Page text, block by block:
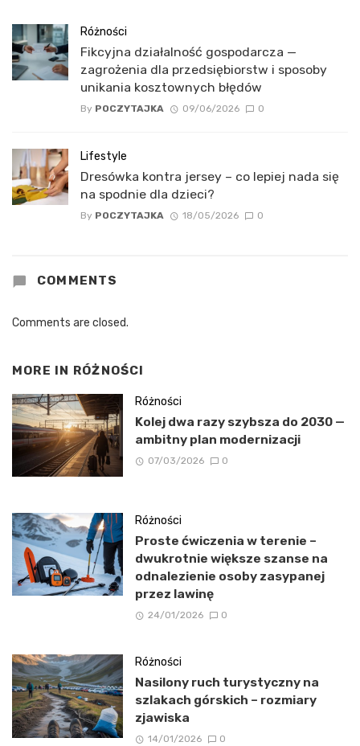
Różności
Fikcyjna działalność gospodarcza —
zagrożenia dla przedsiębiorstw i sposoby
unikania kosztownych błędów
By POCZYTAJKA 09/06/2026 0
Lifestyle
Dresówka kontra jersey – co lepiej nada się
na spodnie dla dzieci?
By POCZYTAJKA 18/05/2026 0
COMMENTS
Comments are closed.
MORE IN RÓŻNOŚCI
Różności
Kolej dwa razy szybsza do 2030 —
ambitny plan modernizacji
07/03/2026 0
Różności
Proste ćwiczenia w terenie –
dwukrotnie większe szanse na
odnalezienie osoby zasypanej
przez lawinę
24/01/2026 0
Różności
Nasilony ruch turystyczny na
szlakach górskich – rozmiary
zjawiska
14/01/2026 0